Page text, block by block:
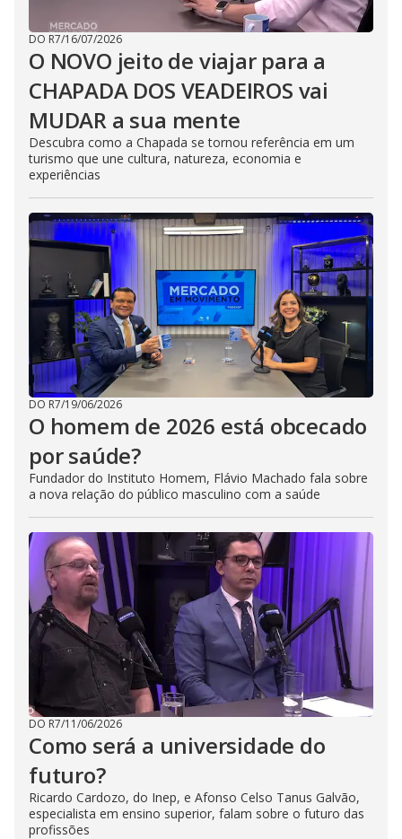
DO R7/16/07/2026
O NOVO jeito de viajar para a
CHAPADA DOS VEADEIROS vai
MUDAR a sua mente
Descubra como a Chapada se tornou referência em um
turismo que une cultura, natureza, economia e
experiências
DO R7/19/06/2026
O homem de 2026 está obcecado
por saúde?
Fundador do Instituto Homem, Flávio Machado fala sobre
a nova relação do público masculino com a saúde
DO R7/11/06/2026
Como será a universidade do
futuro?
Ricardo Cardozo, do Inep, e Afonso Celso Tanus Galvão,
especialista em ensino superior, falam sobre o futuro das
profissões